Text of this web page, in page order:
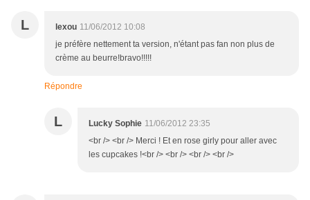
L lexou 11/06/2012 10:08
je préfère nettement ta version, n'étant pas fan non plus de
crème au beurre!bravo!!!!!
Répondre
L Lucky Sophie 11/06/2012 23:35
<br /> <br /> Merci ! Et en rose girly pour aller avec
les cupcakes !<br /> <br /> <br /> <br />